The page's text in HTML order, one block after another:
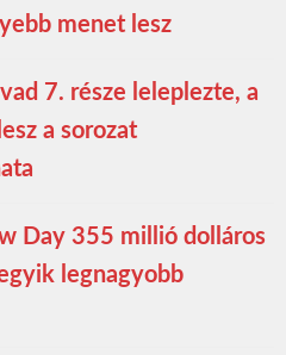
menet lesz
7. része leleplezte, a
a sorozat
Day 355 millió dolláros
legnagyobb